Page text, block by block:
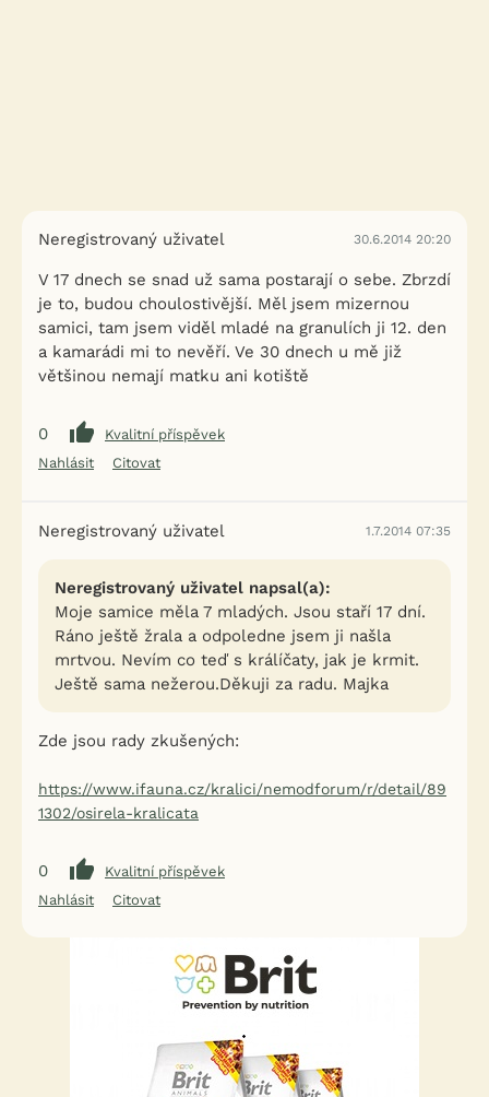
Neregistrovaný uživatel 30.6.2014 20:20
V 17 dnech se snad už sama postarají o sebe. Zbrzdí
je to, budou choulostivější. Měl jsem mizernou
samici, tam jsem viděl mladé na granulích ji 12. den
a kamarádi mi to nevěří. Ve 30 dnech u mě již
většinou nemají matku ani kotiště
0
Kvalitní příspěvek
Nahlásit
Citovat
Neregistrovaný uživatel 1.7.2014 07:35
Neregistrovaný uživatel napsal(a):
Moje samice měla 7 mladých. Jsou staří 17 dní.
Ráno ještě žrala a odpoledne jsem ji našla
mrtvou. Nevím co teď s králíčaty, jak je krmit.
Ještě sama nežerou.Děkuji za radu. Majka
Zde jsou rady zkušených:
https://www.ifauna.cz/kralici/nemodforum/r/detail/89
1302/osirela-kralicata
0
Kvalitní příspěvek
Nahlásit
Citovat